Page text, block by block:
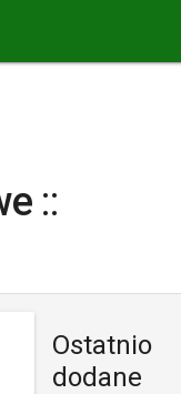
::
Ostatnio
dodane